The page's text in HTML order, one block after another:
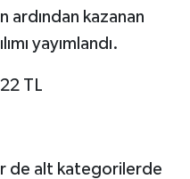
ardından kazanan
yayımlandı.
TL
de alt kategorilerde